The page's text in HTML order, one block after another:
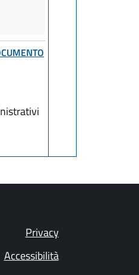
Privacy
Accessibilità